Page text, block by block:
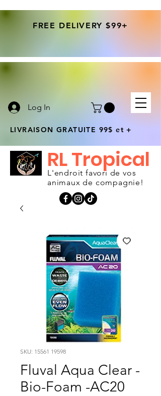
Log In
LIVRAISON GRATUITE 99$ et +
L'endroit favori de vos
animaux de compagnie!
RL Tropical
FREE DELIVERY $99+
SKU: 15561 19598
Fluval Aqua Clear -
Bio-Foam -AC20